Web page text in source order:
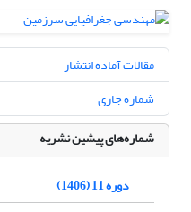
مقالات آماده انتشار
شماره جاری
شماره‌های پیشین نشریه
دوره 11 (1406)